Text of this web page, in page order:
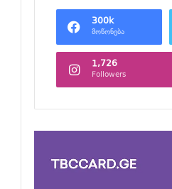
300k
მოწონება
1,726
Followers